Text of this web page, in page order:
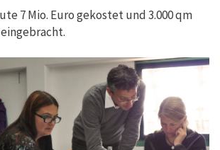
7 Mio. Euro gekostet und 3.000 qm